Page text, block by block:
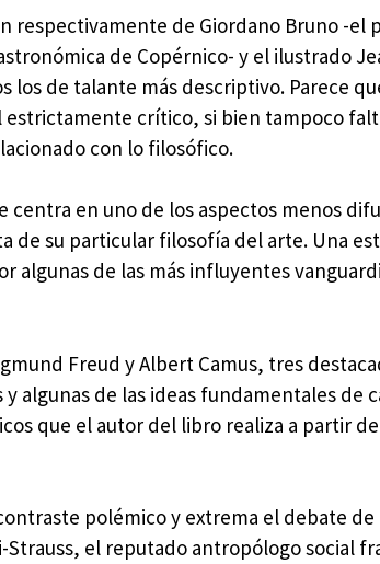
respectivamente de Giordano Bruno -
de Copérnico- y el ilustrado
los de talante más descriptivo. Parece
crítico, si bien tampoco
con lo filosófico.
centra en uno de los aspectos menos
de su particular filosofía del arte. Una
algunas de las más influyentes
Freud y Albert Camus, tres
algunas de las ideas fundamentales de
que el autor del libro realiza a partir
polémico y extrema el debate de
el reputado antropólogo social